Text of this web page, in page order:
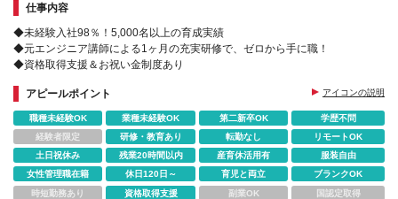
仕事内容
◆未経験入社98％！5,000名以上の育成実績
◆元エンジニア講師による1ヶ月の充実研修で、ゼロから手に職！
◆資格取得支援＆お祝い金制度あり
アピールポイント アイコンの説明
職種未経験OK 業種未経験OK 第二新卒OK
学歴不問
経験者限定
研修・教育あり 転勤なし
リモートOK
土日祝休み
残業20時間以内 産育休活用有
服装自由
女性管理職在籍
休日120日～ 育児と両立
ブランクOK
時短勤務あり
資格取得支援 副業OK 国認定取得